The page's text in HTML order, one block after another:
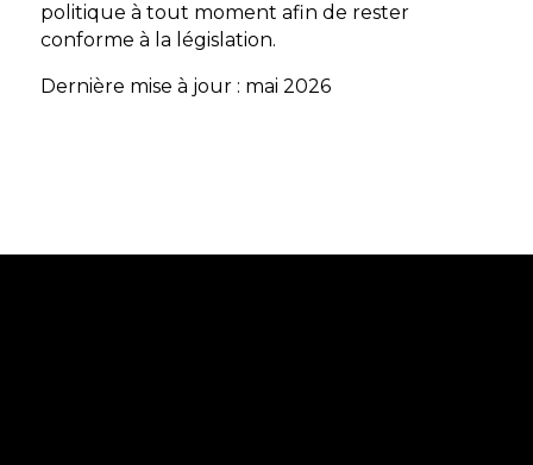
politique à tout moment afin de rester
conforme à la législation.
Dernière mise à jour : mai 2026